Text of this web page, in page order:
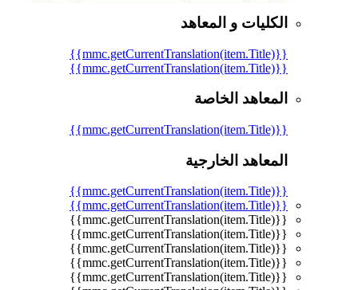
الكليات و المعاهد
{{mmc.getCurrentTranslation(item.Title)}}
{{mmc.getCurrentTranslation(item.Title)}}
المعاهد الخاصة
{{mmc.getCurrentTranslation(item.Title)}}
المعاهد الخارجية
{{mmc.getCurrentTranslation(item.Title)}}
{{mmc.getCurrentTranslation(item.Title)}}
{{mmc.getCurrentTranslation(item.Title)}}
{{mmc.getCurrentTranslation(item.Title)}}
{{mmc.getCurrentTranslation(item.Title)}}
{{mmc.getCurrentTranslation(item.Title)}}
{{mmc.getCurrentTranslation(item.Title)}}